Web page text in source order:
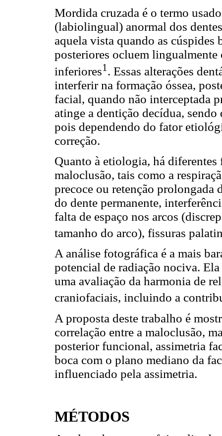
Mordida cruzada é o termo
(labiolingual) anormal dos
aquela vista quando as cúspides
posteriores ocluem lingualmente
inferiores1 . Essas alterações
interferir na formação óssea,
facial, quando não interceptada
atinge a dentição decídua, sendo
pois dependendo do fator
correção.
Quanto à etiologia, há diferentes
maloclusão, tais como a
precoce ou retenção prolongada
do dente permanente,
falta de espaço nos arcos
tamanho do arco), fissuras
A análise fotográfica é a mais
potencial de radiação nociva.
uma avaliação da harmonia de
craniofaciais, incluindo a
A proposta deste trabalho é
correlação entre a maloclusão,
posterior funcional, assimetria
boca com o plano mediano da
influenciado pela assimetria.
MÉTODOS